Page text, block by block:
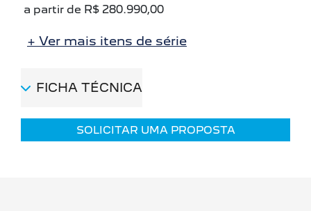
a partir de R$ 280.990,00
+ Ver mais itens de série
FICHA TÉCNICA
SOLICITAR UMA PROPOSTA